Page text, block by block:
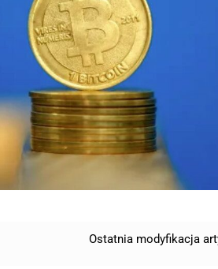
Ostatnia modyfikacja